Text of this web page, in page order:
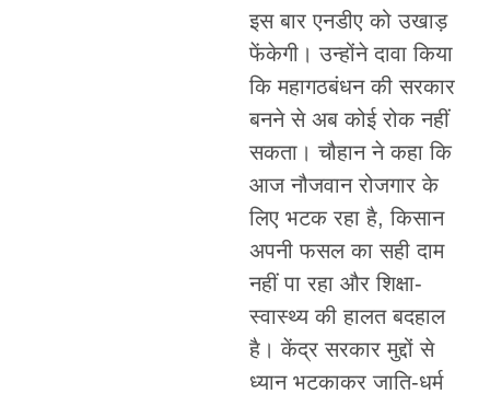
इस बार एनडीए को उखाड़
फेंकेगी। उन्होंने दावा किया
कि महागठबंधन की सरकार
बनने से अब कोई रोक नहीं
सकता। चौहान ने कहा कि
आज नौजवान रोजगार के
लिए भटक रहा है, किसान
अपनी फसल का सही दाम
नहीं पा रहा और शिक्षा-
स्वास्थ्य की हालत बदहाल
है। केंद्र सरकार मुद्दों से
ध्यान भटकाकर जाति-धर्म